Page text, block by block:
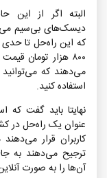
البته اگر از این
دیسک‌های بی‌سیم
۸۰۰ هزار تومان
می‌دهند که
استفاده کنید.
نهایتا باید گفت که
عنوان یک راه‌حل در
کاربران قرار
ترجیح‌ می‌دهند به
آن‌ها را به صورت